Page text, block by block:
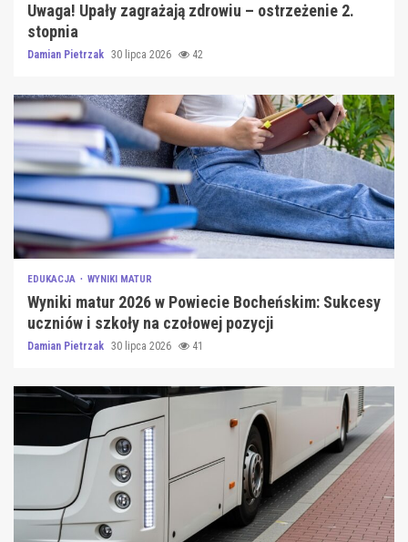
Uwaga! Upały zagrażają zdrowiu – ostrzeżenie 2.
stopnia
Damian Pietrzak 30 lipca 2026 42
EDUKACJA WYNIKI MATUR
Wyniki matur 2026 w Powiecie Bocheńskim: Sukcesy
uczniów i szkoły na czołowej pozycji
Damian Pietrzak 30 lipca 2026 41